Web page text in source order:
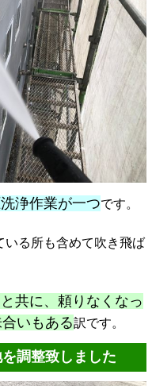
浄作業が一つです。
る所も含めて吹き飛ば
共に、頼りなくなっ
いもある訳です。
調整致しました